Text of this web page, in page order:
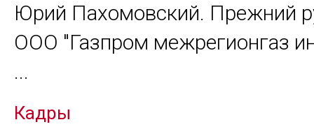
Юрий Пахомовский. Прежний
ООО "Газпром межрегионгаз
...
Кадры